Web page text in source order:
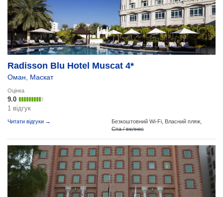
Radisson Blu Hotel Muscat 4*
Оман Маскат
Оцінка
9.0
1 відгук
Читати відгуки → Безкоштовний Wi-Fi, Власний пляж,
Спа / велнес